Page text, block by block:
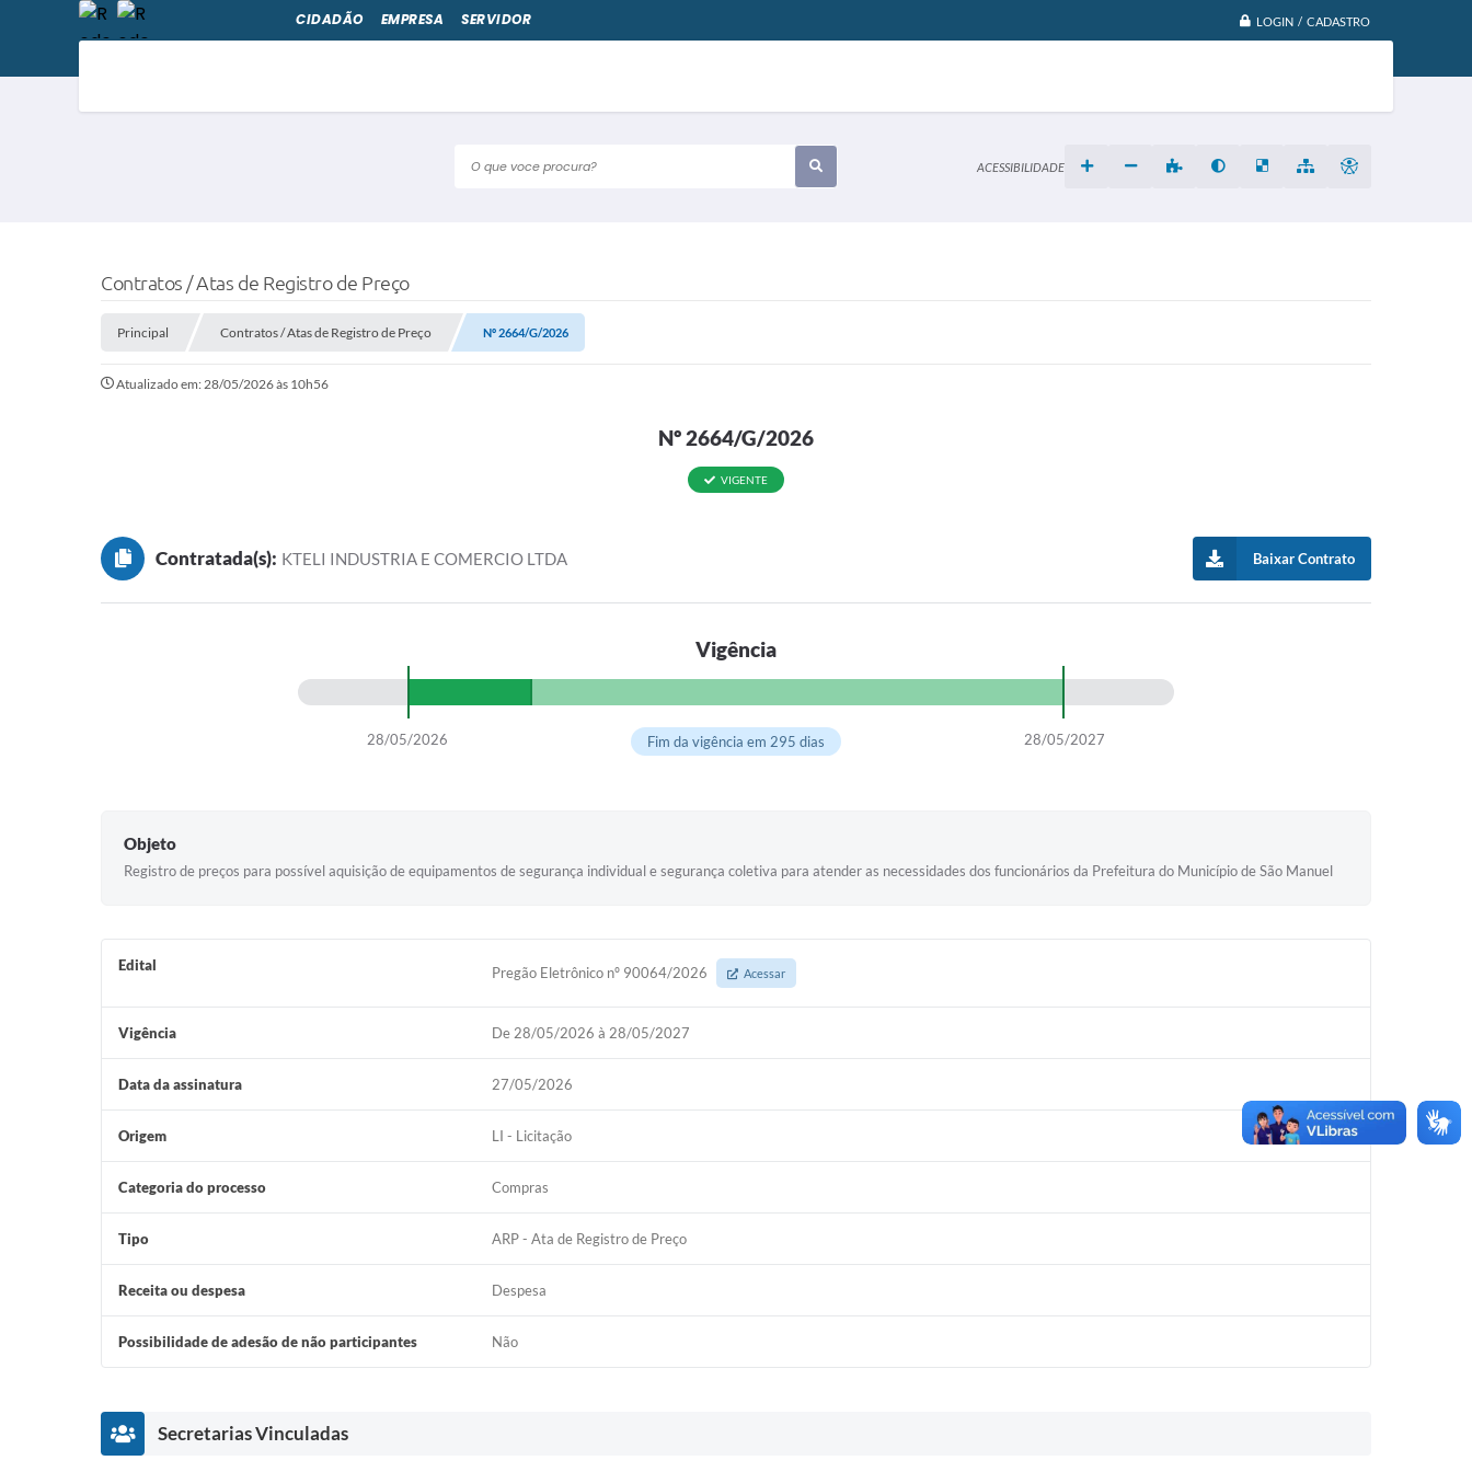
LOGIN / CADASTRO
O que voce procura?
CIDADÃO EMPRESA SERVIDOR
ACESSIBILIDADE
Contratos / Atas de Registro de Preço
Principal Contratos / Atas de Registro de Preço Nº 2664/G/2026
Atualizado em: 28/05/2026 às 10h56
Nº 2664/G/2026
VIGENTE
Contratada(s): KTELI INDUSTRIA E COMERCIO LTDA Baixar Contrato
Vigência
28/05/2026 28/05/2027
Fim da vigência em 295 dias
Objeto
Registro de preços para possível aquisição de equipamentos de segurança individual e segurança coletiva para atender as necessidades dos funcionários da Prefeitura do Município de São Manuel
Edital Pregão Eletrônico nº 90064/2026 Acessar
Vigência De 28/05/2026 à 28/05/2027
Data da assinatura 27/05/2026
Origem LI - Licitação
Categoria do processo Compras
Tipo ARP - Ata de Registro de Preço
Receita ou despesa Despesa
Possibilidade de adesão de não participantes Não
Secretarias Vinculadas